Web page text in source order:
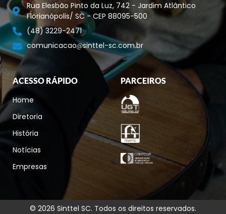
Rua Elesbão Pinto da Luz, 742 - Jardim Atlântico
Florianópolis/ SC - CEP 88095-500
(48) 3229-2471
comunicacao
sinttel-sc.com.br
ACESSO RÁPIDO
Home
Diretoria
História
Notícias
Empresas
PARCEIROS
© 2026 Sinttel SC. Todos os direitos reservados.